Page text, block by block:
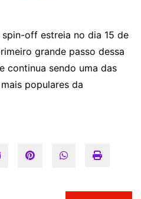
off estreia no dia 15 de
grande passo dessa
continua sendo uma das
populares da